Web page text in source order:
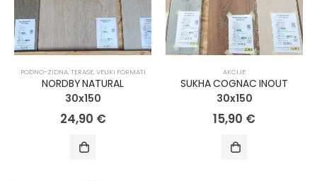
PODNO-ZIDNA, TERASE, VELIKI FORMATI
NORDBY NATURAL
30x150
24,90 €
AKCIJE
SUKHA COGNAC INOUT
30x150
15,90 €